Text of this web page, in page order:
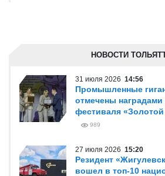
НОВОСТИ
31 июля 2026 14:56
Промышленные
отмечены
фестиваля
989
27 июля 2026 15:20
Резидент
вошел в топ-10